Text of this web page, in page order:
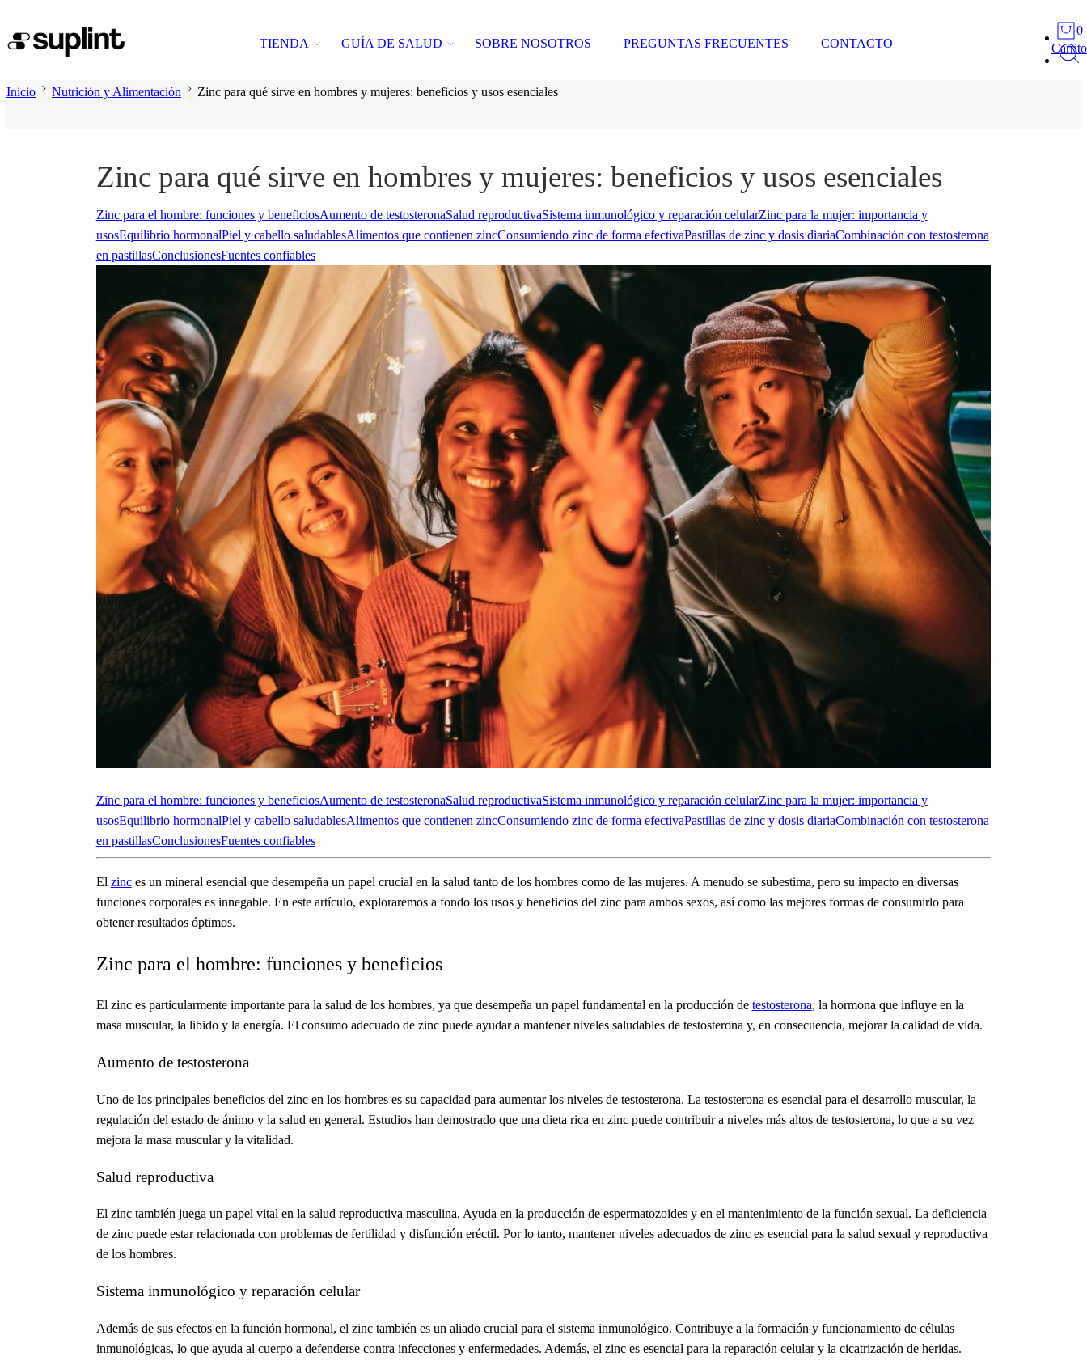
0
Carrito
TIENDA GUÍA DE SALUD SOBRE NOSOTROS PREGUNTAS FRECUENTES CONTACTO
Inicio Nutrición y Alimentación Zinc para qué sirve en hombres y mujeres: beneficios y usos esenciales
Zinc para qué sirve en hombres y mujeres: beneficios y usos esenciales
Zinc para el hombre: funciones y beneficiosAumento de testosteronaSalud reproductivaSistema inmunológico y reparación celularZinc para la mujer: importancia y
usosEquilibrio hormonalPiel y cabello saludablesAlimentos que contienen zincConsumiendo zinc de forma efectivaPastillas de zinc y dosis diariaCombinación con testosterona
en pastillasConclusionesFuentes confiables
Zinc para el hombre: funciones y beneficiosAumento de testosteronaSalud reproductivaSistema inmunológico y reparación celularZinc para la mujer: importancia y
usosEquilibrio hormonalPiel y cabello saludablesAlimentos que contienen zincConsumiendo zinc de forma efectivaPastillas de zinc y dosis diariaCombinación con testosterona
en pastillasConclusionesFuentes confiables
El zinces un mineral esencial que desempeña un papel crucial en la salud tanto de los hombres como de las mujeres. A menudo se subestima, pero su impacto en diversas
funciones corporales es innegable. En este artículo, exploraremos a fondo los usos y beneficios del zinc para ambos sexos, así como las mejores formas de consumirlo para
obtener resultados óptimos.
Zinc para el hombre: funciones y beneficios
El zinc es particularmente importante para la salud de los hombres, ya que desempeña un papel fundamental en la producción de testosterona, la hormona que influye en la
masa muscular, la libido y la energía. El consumo adecuado de zinc puede ayudar a mantener niveles saludables de testosterona y, en consecuencia, mejorar la calidad de vida.
Aumento de testosterona
Uno de los principales beneficios del zinc en los hombres es su capacidad para aumentar los niveles de testosterona. La testosterona es esencial para el desarrollo muscular, la
regulación del estado de ánimo y la salud en general. Estudios han demostrado que una dieta rica en zinc puede contribuir a niveles más altos de testosterona, lo que a su vez
mejora la masa muscular y la vitalidad.
Salud reproductiva
El zinc también juega un papel vital en la salud reproductiva masculina. Ayuda en la producción de espermatozoides y en el mantenimiento de la función sexual. La deficiencia
de zinc puede estar relacionada con problemas de fertilidad y disfunción eréctil. Por lo tanto, mantener niveles adecuados de zinc es esencial para la salud sexual y reproductiva
de los hombres.
Sistema inmunológico y reparación celular
Además de sus efectos en la función hormonal, el zinc también es un aliado crucial para el sistema inmunológico. Contribuye a la formación y funcionamiento de células
inmunológicas, lo que ayuda al cuerpo a defenderse contra infecciones y enfermedades. Además, el zinc es esencial para la reparación celular y la cicatrización de heridas.